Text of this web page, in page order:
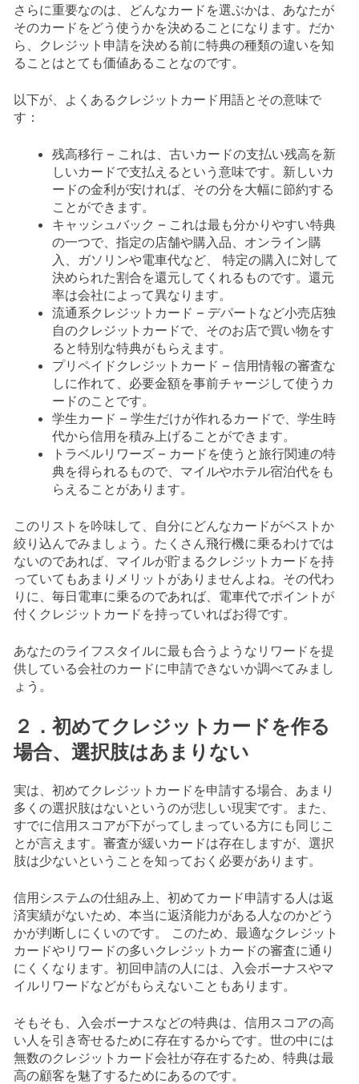
さらに重要なのは、どんなカードを選ぶかは、あなたが
そのカードをどう使うかを決めることになります。だか
ら、クレジット申請を決める前に特典の種類の違いを知
ることはとても価値あることなのです。
以下が、よくあるクレジットカード用語とその意味で
す：
残高移行 – これは、古いカードの支払い残高を新
しいカードで支払えるという意味です。新しいカ
ードの金利が安ければ、その分を大幅に節約する
ことができます。
キャッシュバック – これは最も分かりやすい特典
の一つで、指定の店舗や購入品、オンライン購
入、ガソリンや電車代など、 特定の購入に対して
決められた割合を還元してくれるものです。還元
率は会社によって異なります。
流通系クレジットカード – デパートなど小売店独
自のクレジットカードで、そのお店で買い物をす
ると特別な特典がもらえます。
プリペイドクレジットカード – 信用情報の審査な
しに作れて、必要金額を事前チャージして使うカ
ードのことです。
学生カード – 学生だけが作れるカードで、学生時
代から信用を積み上げることができます。
トラベルリワーズ – カードを使うと旅行関連の特
典を得られるもので、マイルやホテル宿泊代をも
らえることがあります。
このリストを吟味して、自分にどんなカードがベストか
絞り込んでみましょう。たくさん飛行機に乗るわけでは
ないのであれば、マイルが貯まるクレジットカードを持
っていてもあまりメリットがありませんよね。その代わ
りに、毎日電車に乗るのであれば、電車代でポイントが
付くクレジットカードを持っていればお得です。
あなたのライフスタイルに最も合うようなリワードを提
供している会社のカードに申請できないか調べてみまし
ょう。
２．初めてクレジットカードを作る
場合、選択肢はあまりない
実は、初めてクレジットカードを申請する場合、あまり
多くの選択肢はないというのが悲しい現実です。また、
すでに信用スコアが下がってしまっている方にも同じこ
とが言えます。審査が緩いカードは存在しますが、選択
肢は少ないということを知っておく必要があります。
信用システムの仕組み上、初めてカード申請する人は返
済実績がないため、本当に返済能力がある人なのかどう
かが判断しにくいのです。 このため、最適なクレジット
カードやリワードの多いクレジットカードの審査に通り
にくくなります。初回申請の人には、入会ボーナスやマ
イルリワードなどがもらえないこともあります。
そもそも、入会ボーナスなどの特典は、信用スコアの高
い人を引き寄せるために存在するからです。世の中には
無数のクレジットカード会社が存在するため、特典は最
高の顧客を魅了するためにあるのです。